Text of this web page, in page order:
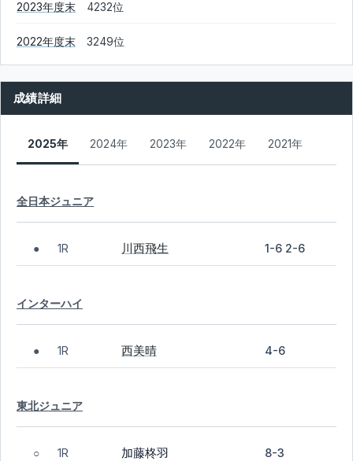
2023年度末 4232位
2022年度末 3249位
成績詳細
2025年 2024年 2023年 2022年 2021年
全日本ジュニア
● 1R 川西飛生 1-6 2-6
インターハイ
● 1R 西美晴 4-6
東北ジュニア
○ 1R 加藤柊羽 8-3